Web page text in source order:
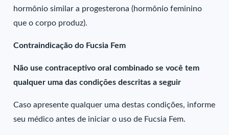
hormônio similar a progesterona (hormônio feminino
que o corpo produz).
Contraindicação do Fucsia Fem
Não use contraceptivo oral combinado se você tem
qualquer uma das condições descritas a seguir
Caso apresente qualquer uma destas condições, informe
seu médico antes de iniciar o uso de Fucsia Fem.